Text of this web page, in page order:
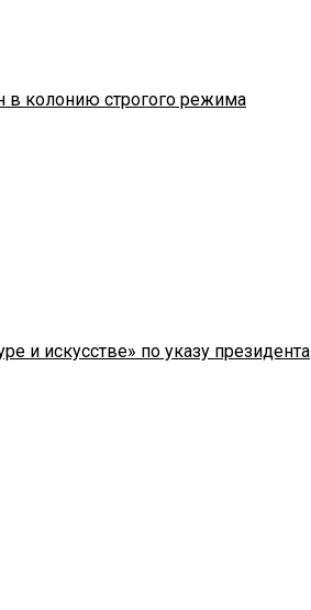
в колонию строгого режима
и искусстве» по указу президента